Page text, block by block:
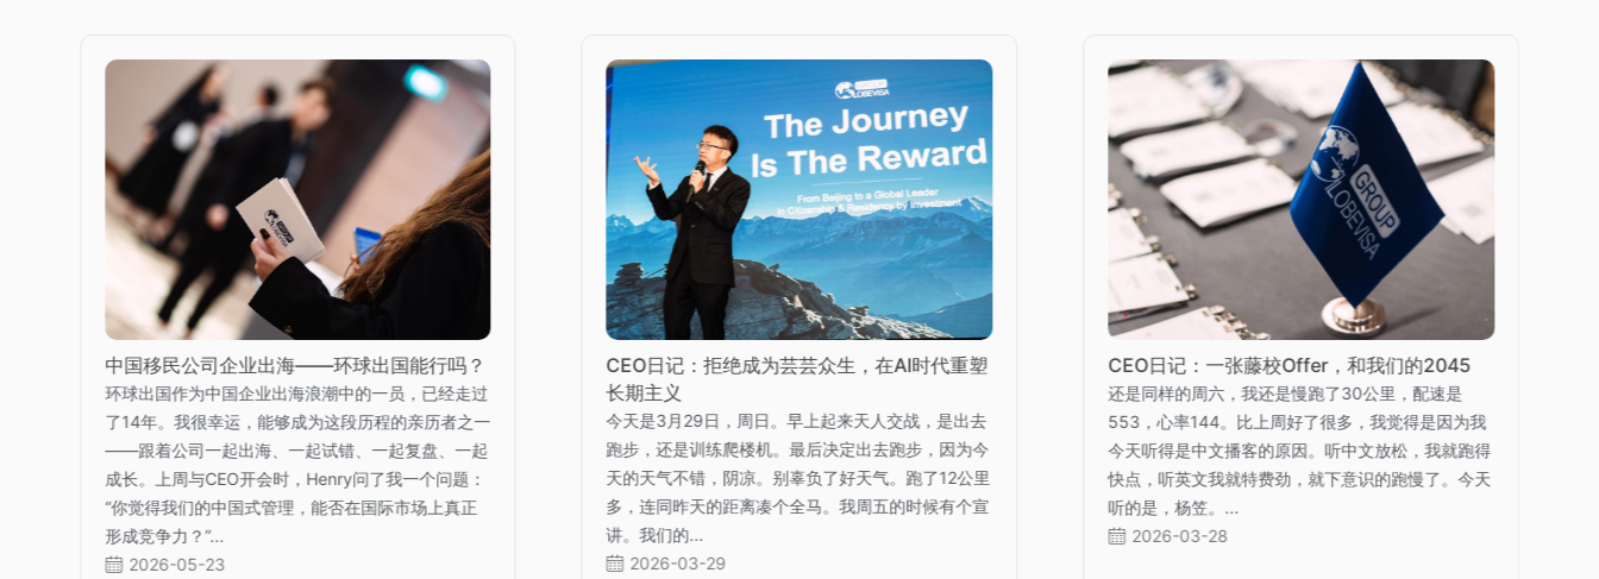
中国移民公司企业出海——环球出国能行吗？
环球出国作为中国企业出海浪潮中的一员，已经走过
了14年。我很幸运，能够成为这段历程的亲历者之一
——跟着公司一起出海、一起试错、一起复盘、一起
成长。上周与CEO开会时，Henry问了我一个问题：
“你觉得我们的中国式管理，能否在国际市场上真正
形成竞争力？”...
2026-05-23
CEO日记：拒绝成为芸芸众生，在AI时代重塑
长期主义
今天是3月29日，周日。早上起来天人交战，是出去
跑步，还是训练爬楼机。最后决定出去跑步，因为今
天的天气不错，阴凉。别辜负了好天气。跑了12公里
多，连同昨天的距离凑个全马。我周五的时候有个宣
讲。我们的...
2026-03-29
CEO日记：一张藤校Offer，和我们的2045
还是同样的周六，我还是慢跑了30公里，配速是
553，心率144。比上周好了很多，我觉得是因为我
今天听得是中文播客的原因。听中文放松，我就跑得
快点，听英文我就特费劲，就下意识的跑慢了。今天
听的是，杨笠。...
2026-03-28